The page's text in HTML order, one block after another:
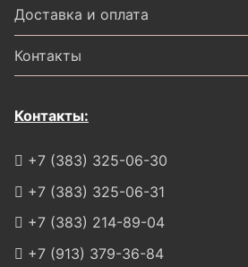
Доставка и оплата
Контакты
Контакты:
+7 (383) 325-06-30
+7 (383) 325-06-31
+7 (383) 214-89-04
+7 (913) 379-36-84